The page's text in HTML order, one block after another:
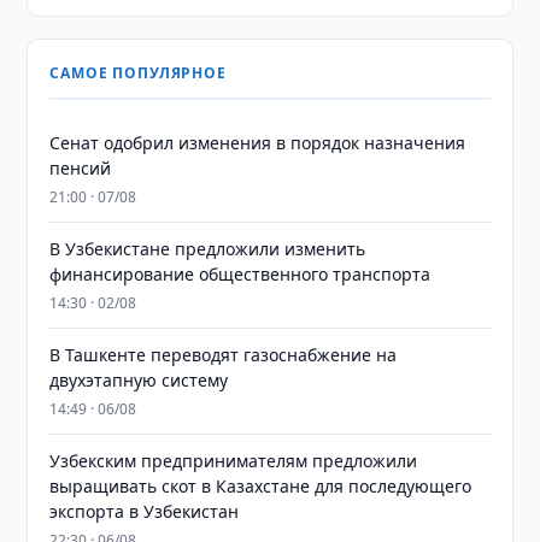
САМОЕ ПОПУЛЯРНОЕ
Сенат одобрил изменения в порядок назначения
пенсий
21:00 · 07/08
В Узбекистане предложили изменить
финансирование общественного транспорта
14:30 · 02/08
В Ташкенте переводят газоснабжение на
двухэтапную систему
14:49 · 06/08
Узбекским предпринимателям предложили
выращивать скот в Казахстане для последующего
экспорта в Узбекистан